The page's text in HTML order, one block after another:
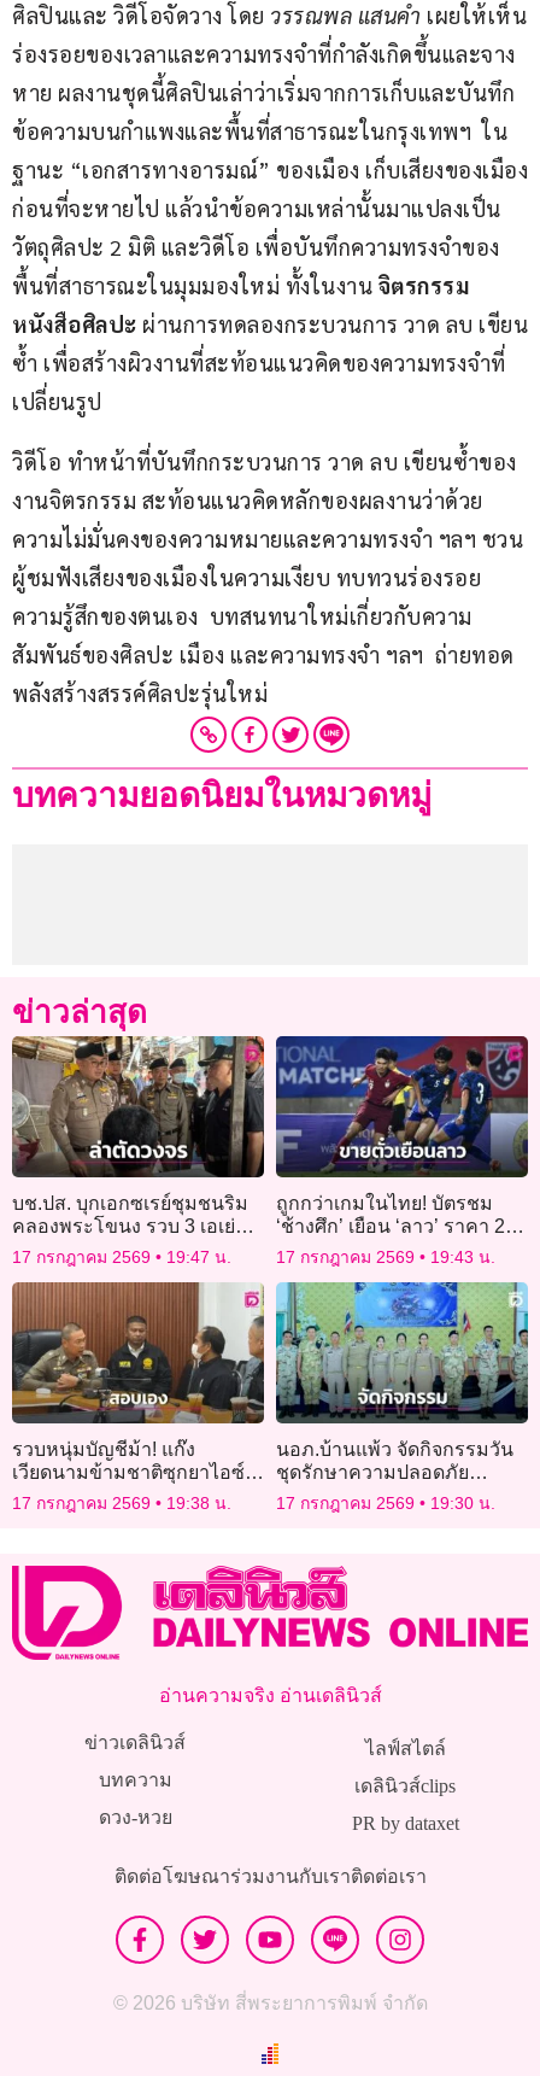
ศิลปินและ วิดีโอจัดวาง โดย วรรณพล แสนคำ เผยให้เห็น
ร่องรอยของเวลาและความทรงจำที่กำลังเกิดขึ้นและจาง
หาย ผลงานชุดนี้ศิลปินเล่าว่าเริ่มจากการเก็บและบันทึก
ข้อความบนกำแพงและพื้นที่สาธารณะในกรุงเทพฯ  ใน
ฐานะ “เอกสารทางอารมณ์” ของเมือง เก็บเสียงของเมือง
ก่อนที่จะหายไป แล้วนำข้อความเหล่านั้นมาแปลงเป็น
วัตถุศิลปะ 2 มิติ และวิดีโอ เพื่อบันทึกความทรงจำของ
พื้นที่สาธารณะในมุมมองใหม่ ทั้งในงาน จิตรกรรม
หนังสือศิลปะ ผ่านการทดลองกระบวนการ วาด ลบ เขียน
ซ้ำ เพื่อสร้างผิวงานที่สะท้อนแนวคิดของความทรงจำที่
เปลี่ยนรูป
วิดีโอ ทำหน้าที่บันทึกกระบวนการ วาด ลบ เขียนซ้ำของ
งานจิตรกรรม สะท้อนแนวคิดหลักของผลงานว่าด้วย
ความไม่มั่นคงของความหมายและความทรงจำ ฯลฯ ชวน
ผู้ชมฟังเสียงของเมืองในความเงียบ ทบทวนร่องรอย
ความรู้สึกของตนเอง  บทสนทนาใหม่เกี่ยวกับความ
สัมพันธ์ของศิลปะ เมือง และความทรงจำ ฯลฯ  ถ่ายทอด
พลังสร้างสรรค์ศิลปะรุ่นใหม่
บทความยอดนิยมในหมวดหมู่
ข่าวล่าสุด
บช.ปส. บุกเอกซเรย์ชุมชนริม
คลองพระโขนง รวบ 3 เอเย่นต์
ยา ล่าตัวการใหญ่
17 กรกฎาคม 2569 19:47 น.
ถูกกว่าเกมในไทย! บัตรชม
‘ช้างศึก’ เยือน ‘ลาว’ ราคา 210
บาท
17 กรกฎาคม 2569 19:43 น.
รวบหนุ่มบัญชีม้า! แก๊ง
เวียดนามข้ามชาติซุกยาไอซ์ 2
กก. ใน “ขวดมะขามเปียก”
เตรียมส่งญี่ปุ่น
17 กรกฎาคม 2569 19:38 น.
นอภ.บ้านแพ้ว จัดกิจกรรมวัน
ชุดรักษาความปลอดภัย
หมู่บ้าน ประจำปี 2569
17 กรกฎาคม 2569 19:30 น.
อ่านความจริง อ่านเดลินิวส์
ข่าวเดลินิวส์
บทความ
ดวง-หวย
ไลฟ์สไตล์
เดลินิวส์clips
PR by dataxet
ติดต่อโฆษณาร่วมงานกับเราติดต่อเรา
© 2026 บริษัท สี่พระยาการพิมพ์ จำกัด